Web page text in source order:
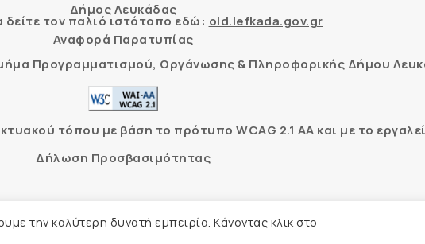
Δήμος Λευκάδας
δείτε τον παλιό ιστότοπο εδώ: old.lefkada.gov.gr
Αναφορά Παρατυπίας
Προγραμματισμού, Οργάνωσης & Πληροφορικής Δήμου
τόπου με βάση το πρότυπο WCAG 2.1 AA και με το
Δήλωση Προσβασιμότητας
Φιλοξενία Ιστοσελίδας Create myWeb
την καλύτερη δυνατή εμπειρία. Κάνοντας κλικ στο